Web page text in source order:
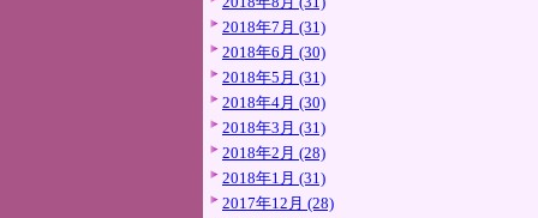
2018年7月 (31)
2018年6月 (30)
2018年5月 (31)
2018年4月 (30)
2018年3月 (31)
2018年2月 (28)
2018年1月 (31)
2017年12月 (28)